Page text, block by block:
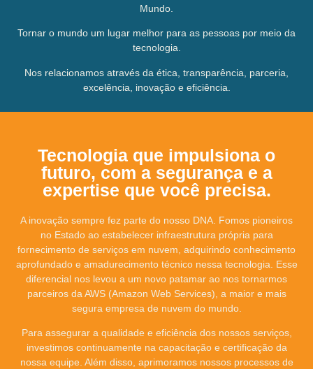
Mundo.
Tornar o mundo um lugar melhor para as pessoas por meio da
tecnologia.
Nos relacionamos através da ética, transparência, parceria,
excelência, inovação e eficiência.
Tecnologia que impulsiona o
futuro, com a segurança e a
expertise que você precisa.
A inovação sempre fez parte do nosso DNA. Fomos pioneiros
no Estado ao estabelecer infraestrutura própria para
fornecimento de serviços em nuvem, adquirindo conhecimento
aprofundado e amadurecimento técnico nessa tecnologia. Esse
diferencial nos levou a um novo patamar ao nos tornarmos
parceiros da AWS (Amazon Web Services), a maior e mais
segura empresa de nuvem do mundo.
Para assegurar a qualidade e eficiência dos nossos serviços,
investimos continuamente na capacitação e certificação da
nossa equipe. Além disso, aprimoramos nossos processos de